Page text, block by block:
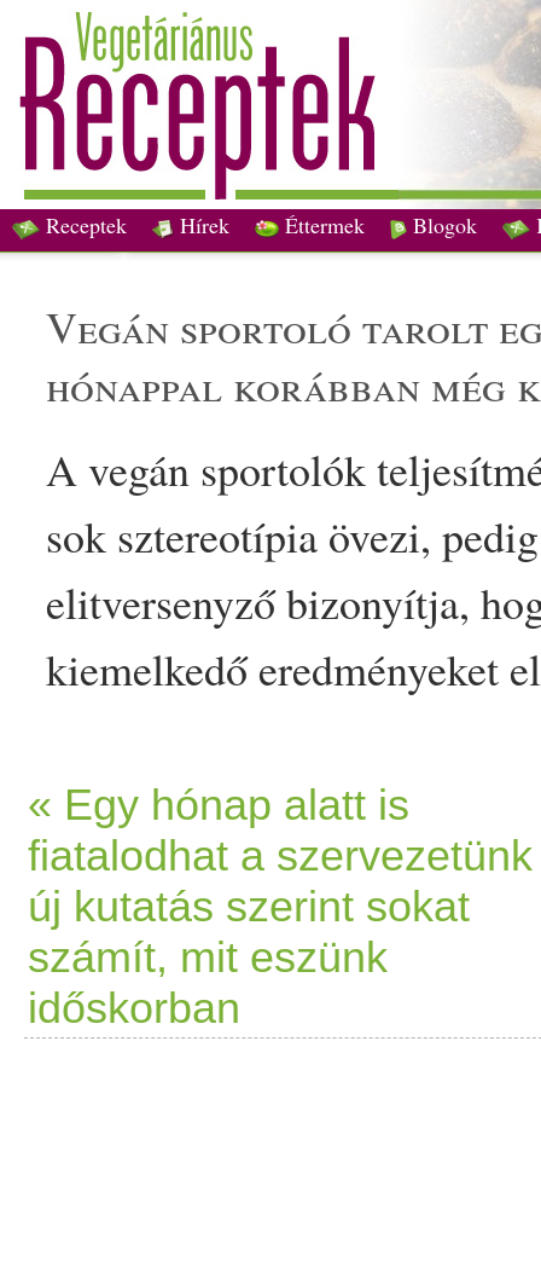
Receptek Hírek Éttermek Blogok
vegán sportoló tarolt
hónappal korábban még
Avegán sportolók
sok sztereotípia övezi,
elitversenyző bizonyítja,
kiemelkedő eredményeket
sportoló szülés után
rekordját megdöntve hívja
ukrán… The postVegán
versenyen - pár hónappal
« Egy hónap alatt is
fiatalodhat a
új kutatás szerint sokat
számít, mit eszünk
időskorban